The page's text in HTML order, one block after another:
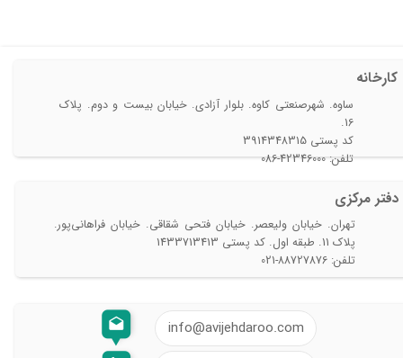
دفتر مرکزی​​​​​​​
تهران. خیابان ولیعصر. خیابان فتحی شقاقی. خیابان فراهانی‌پور.
پلاک 11. طبقه اول. کد پستی 1433713413
تلفن: 88727876-021
info@avijehdaroo.com
ساوه. شهرصنعتی کاوه. بلوار آزادی. خیابان بیست و دوم. پلاک
16.
​​​​​​​کد پستی 3914348315
تلفن: 42346000-086​
کارخانه